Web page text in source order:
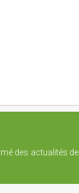
des actualités de